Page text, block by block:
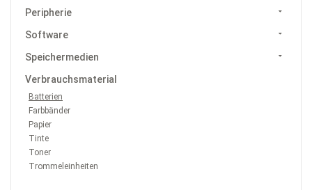
Peripherie
Software
Speichermedien
Verbrauchsmaterial
Batterien
Farbbänder
Papier
Tinte
Toner
Trommeleinheiten